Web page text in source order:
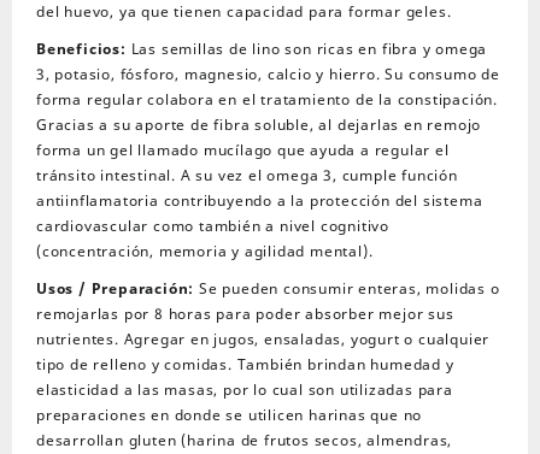
del huevo, ya que tienen capacidad para formar geles.
Beneficios: Las semillas de lino son ricas en fibra y omega
3, potasio, fósforo, magnesio, calcio y hierro. Su consumo de
forma regular colabora en el tratamiento de la constipación.
Gracias a su aporte de fibra soluble, al dejarlas en remojo
forma un gel llamado mucílago que ayuda a regular el
tránsito intestinal. A su vez el omega 3, cumple función
antiinflamatoria contribuyendo a la protección del sistema
cardiovascular como también a nivel cognitivo
(concentración, memoria y agilidad mental).
Usos / Preparación: Se pueden consumir enteras, molidas o
remojarlas por 8 horas para poder absorber mejor sus
nutrientes. Agregar en jugos, ensaladas, yogurt o cualquier
tipo de relleno y comidas. También brindan humedad y
elasticidad a las masas, por lo cual son utilizadas para
preparaciones en donde se utilicen harinas que no
desarrollan gluten (harina de frutos secos, almendras,